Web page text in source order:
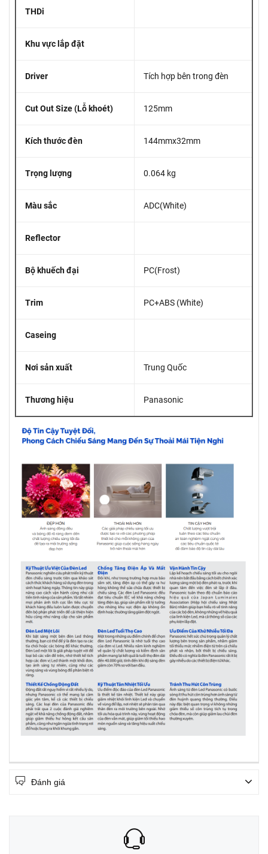
THDi
Khu vực lắp đặt
Driver Tích hợp bên trong đèn
Cut Out Size (Lỗ khoét) 125mm
Kích thước đèn 144mmx32mm
Trọng lượng 0.064 kg
Màu sắc ADC(White)
Reflector
Bộ khuếch đại PC(Frost)
Trim PC+ABS (White)
Caseing
Nơi sản xuất Trung Quốc
Thương hiệu Panasonic
Đánh giá